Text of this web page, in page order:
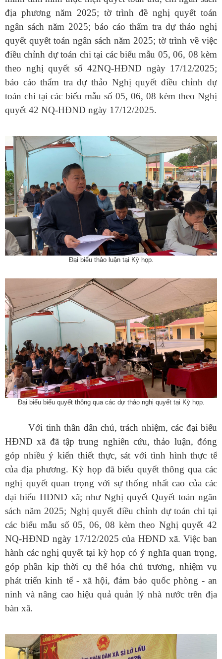
địa phương năm 2025; tờ trình đề nghị quyết toán
ngân sách năm 2025; báo cáo thẩm tra dự thảo nghị
quyết quyết toán ngân sách năm 2025; tờ trình về việc
điều chỉnh dự toán chi tại các biểu mẫu 05, 06, 08 kèm
theo nghị quyết số 42NQ-HĐND ngày 17/12/2025;
báo cáo thẩm tra dự thảo Nghị quyết điều chỉnh dự
toán chi tại các biểu mẫu số 05, 06, 08 kèm theo Nghị
quyết 42 NQ-HĐND ngày 17/12/2025.
Đại biểu thảo luận tại Kỳ họp.
Đại biểu biểu quyết thông qua các dự thảo nghị quyếttại Kỳ họp.
Với tinh thần dân chủ, trách nhiệm, các đại biểu
HĐND xã đã tập trung nghiên cứu, thảo luận, đóng
góp nhiều ý kiến thiết thực, sát với tình hình thực tế
của địa phương. Kỳ họp đã biểu quyết thông qua các
nghị quyết quan trọng với sự thống nhất cao của các
đại biểu HĐND xã; như Nghị quyết Quyết toán ngân
sách năm 2025; Nghị quyết điều chỉnh dự toán chi tại
các biểu mẫu số 05, 06, 08 kèm theo Nghị quyết 42
NQ-HĐND ngày 17/12/2025 của HĐND xã. Việc ban
hành các nghị quyết tại kỳ họp có ý nghĩa quan trọng,
góp phần kịp thời cụ thể hóa chủ trương, nhiệm vụ
phát triển kinh tế - xã hội, đảm bảo quốc phòng - an
ninh và nâng cao hiệu quả quản lý nhà nước trên địa
bàn xã.